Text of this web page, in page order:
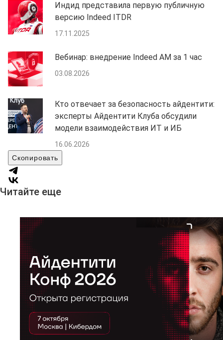
Индид представила первую публичную
версию Indeed ITDR
17.11.2025
Вебинар: внедрение Indeed AM за 1 час
03.08.2026
Кто отвечает за безопасность айдентити:
эксперты Айдентити Клуба обсудили
модели взаимодействия ИТ и ИБ
16.06.2026
Скопировать
Читайте еще